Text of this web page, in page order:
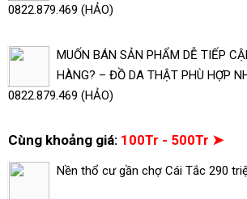
0822.879.469 (HẢO)
MUỐN BÁN SẢN PHẨM DỄ TIẾP
HÀNG? – ĐỒ DA THẬT PHÙ HỢP
0822.879.469 (HẢO)
Cùng khoảng giá: 100Tr - 500Tr ➤
Nền thổ cư gần chợ Cái Tắc 290